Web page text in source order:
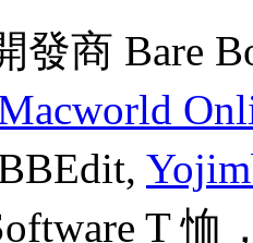
發商 Bare
T